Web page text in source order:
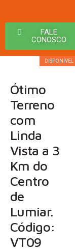
FALE
CONOSCO
DISPONÍVEL
Ótimo
Terreno
com
Linda
Vista a 3
Km do
Centro
de
Lumiar.
Código:
VT09